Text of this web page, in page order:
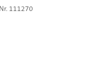
111270